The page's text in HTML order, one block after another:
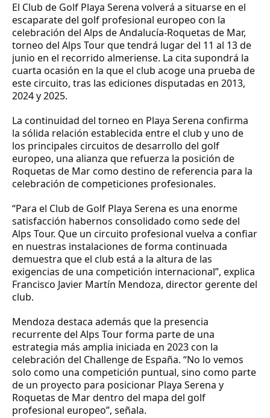
El Club de Golf Playa Serena volverá a situarse en el
escaparate del golf profesional europeo con la
celebración del Alps de Andalucía-Roquetas de Mar,
torneo del Alps Tour que tendrá lugar del 11 al 13 de
junio en el recorrido almeriense. La cita supondrá la
cuarta ocasión en la que el club acoge una prueba de
este circuito, tras las ediciones disputadas en 2013,
2024 y 2025.
La continuidad del torneo en Playa Serena confirma
la sólida relación establecida entre el club y uno de
los principales circuitos de desarrollo del golf
europeo, una alianza que refuerza la posición de
Roquetas de Mar como destino de referencia para la
celebración de competiciones profesionales.
“Para el Club de Golf Playa Serena es una enorme
satisfacción habernos consolidado como sede del
Alps Tour. Que un circuito profesional vuelva a confiar
en nuestras instalaciones de forma continuada
demuestra que el club está a la altura de las
exigencias de una competición internacional”, explica
Francisco Javier Martín Mendoza, director gerente del
club.
Mendoza destaca además que la presencia
recurrente del Alps Tour forma parte de una
estrategia más amplia iniciada en 2023 con la
celebración del Challenge de España. “No lo vemos
solo como una competición puntual, sino como parte
de un proyecto para posicionar Playa Serena y
Roquetas de Mar dentro del mapa del golf
profesional europeo”, señala.